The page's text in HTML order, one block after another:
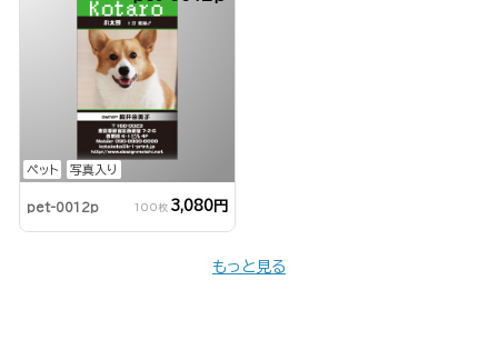
ペット 写真入り
pet-0012p 100枚 3,080円
もっと見る